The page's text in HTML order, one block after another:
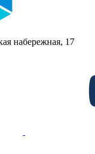
набережная, 17